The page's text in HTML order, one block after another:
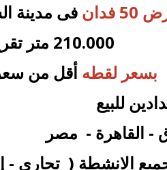
فدان
فى مدينة
210.000 متر تقريباً
بسعر لقطهأقل من
للبيع
- مصر
الانشطة ( تجارى -